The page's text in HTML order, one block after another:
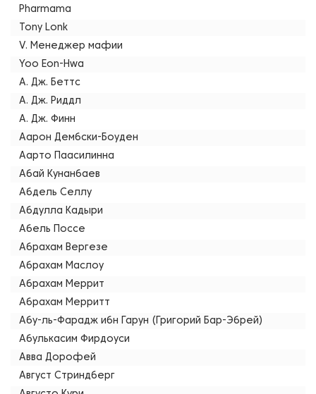
Pharmama
Tony Lonk
V. Менеджер мафии
Yoo Eon-Hwa
А. Дж. Беттс
А. Дж. Риддл
А. Дж. Финн
Аарон Дембски-Боуден
Аарто Паасилинна
Абай Кунанбаев
Абдель Селлу
Абдулла Кадыри
Абель Поссе
Абрахам Вергезе
Абрахам Маслоу
Абрахам Меррит
Абрахам Мерритт
Абу-ль-Фарадж ибн Гарун (Григорий Бар-Эбрей)
Абулькасим Фирдоуси
Авва Дорофей
Август Стриндберг